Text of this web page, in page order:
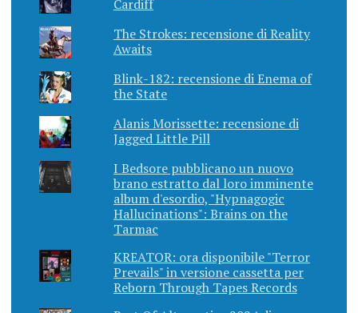
Cardiff
The Strokes: recensione di Reality
Awaits
Blink-182: recensione di Enema of
the State
Alanis Morissette: recensione di
Jagged Little Pill
I Bedsore pubblicano un nuovo
brano estratto dal loro imminente
album d'esordio, "Hypnagogic
Hallucinations": Brains on the
Tarmac
KREATOR: ora disponibile "Terror
Prevails" in versione cassetta per
Reborn Through Tapes Records